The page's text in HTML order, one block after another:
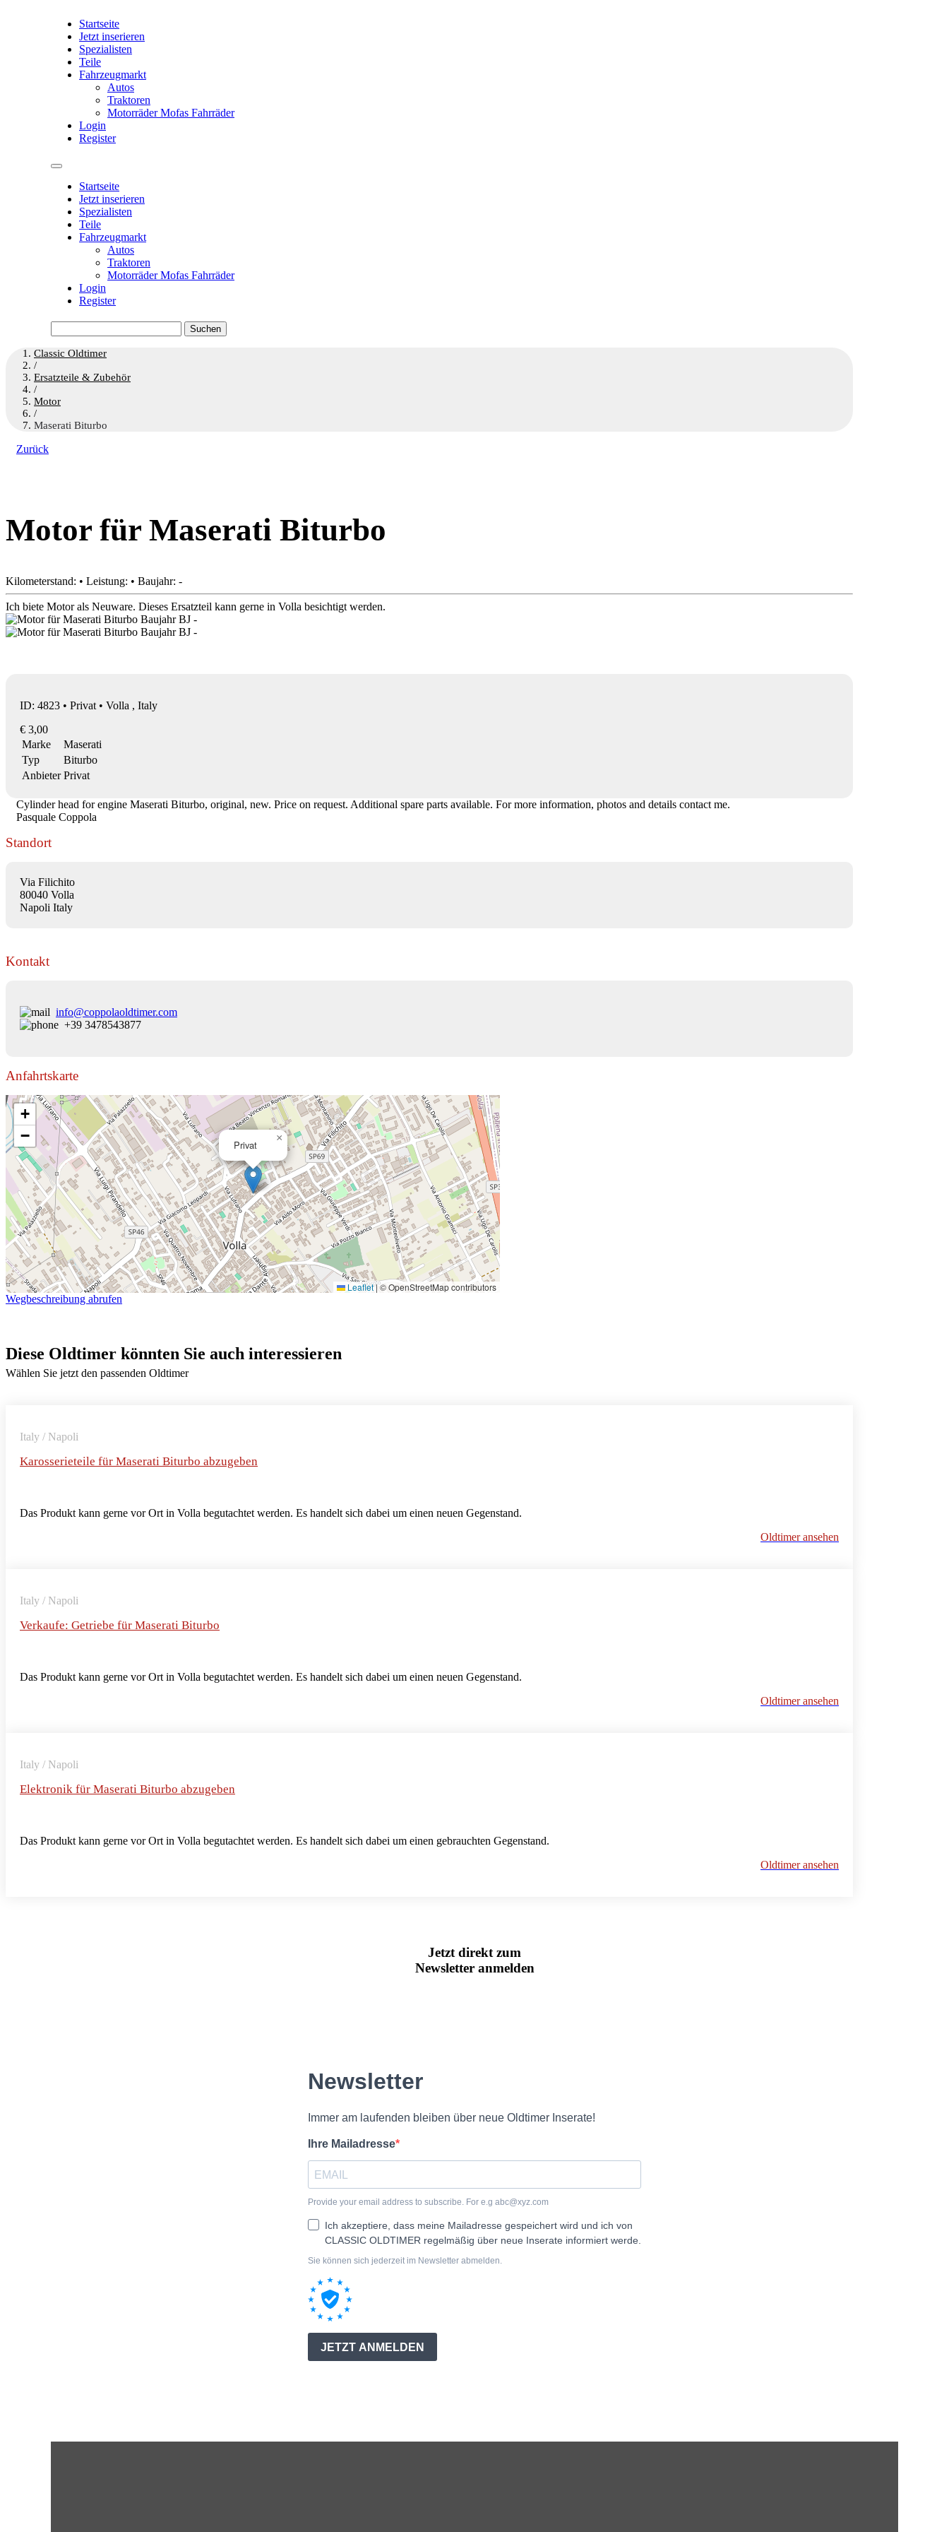
Startseite
Jetzt inserieren
Spezialisten
Teile
Fahrzeugmarkt
Autos
Traktoren
Motorräder Mofas Fahrräder
Login
Register
Startseite
Jetzt inserieren
Spezialisten
Teile
Fahrzeugmarkt
Autos
Traktoren
Motorräder Mofas Fahrräder
Login
Register
nach:
Classic Oldtimer
/
Ersatzteile & Zubehör
/
Motor
/
Maserati Biturbo
Zurück
Motor für Maserati Biturbo
Kilometerstand: • Leistung: • Baujahr: -
Ich biete Motor als Neuware. Dieses Ersatzteil kann gerne in Volla besichtigt werden.
ID: 4823 • Privat • Volla , Italy
€ 3,00
Marke
Maserati
Typ
Biturbo
Anbieter Privat
Cylinder head for engine Maserati Biturbo, original, new. Price on request. Additional spare parts available. For more information, photos and details contact me.
Pasquale Coppola
Standort
Via Filichito
80040 Volla
Napoli Italy
Kontakt
info@coppolaoldtimer.com
+39 3478543877
Anfahrtskarte
Privat
×
+
−
Leaflet |© OpenStreetMap contributors
Wegbeschreibung abrufen
Diese Oldtimer könnten Sie auch interessieren
Wählen Sie jetzt den passenden Oldtimer
Italy / Napoli
Karosserieteile für Maserati Biturbo abzugeben
Das Produkt kann gerne vor Ort in Volla begutachtet werden. Es handelt sich dabei um einen neuen Gegenstand.
Oldtimer ansehen
Italy / Napoli
Verkaufe: Getriebe für Maserati Biturbo
Das Produkt kann gerne vor Ort in Volla begutachtet werden. Es handelt sich dabei um einen neuen Gegenstand.
Oldtimer ansehen
Italy / Napoli
Elektronik für Maserati Biturbo abzugeben
Das Produkt kann gerne vor Ort in Volla begutachtet werden. Es handelt sich dabei um einen gebrauchten Gegenstand.
Oldtimer ansehen
Jetzt direkt zum
Newsletter anmelden